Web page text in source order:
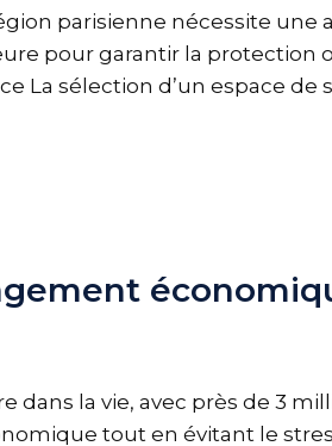
parisienne nécessite
pour garantir la protection
La sélection d’un espace
la vie, avec près de 3
tout en évitant le